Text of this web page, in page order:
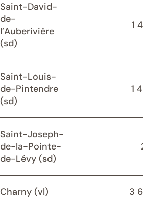
Saint-David-
de-
l’Auberivière
(sd)
1
Saint-Louis-
de-Pintendre
(sd)
1
Saint-Joseph-
de-la-Pointe-
de-Lévy (sd)
Charny (vl) 3